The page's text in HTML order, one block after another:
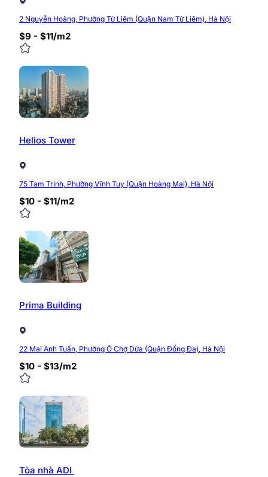
2 Nguyễn Hoàng, Phường Từ Liêm (Quận Nam Từ Liêm), Hà Nội
$9 - $11/m2
Helios Tower
75 Tam Trinh, Phường Vĩnh Tuy (Quận Hoàng Mai), Hà Nội
$10 - $11/m2
Prima Building
22 Mai Anh Tuấn, Phường Ô Chợ Dừa (Quận Đống Đa), Hà Nội
$10 - $13/m2
Tòa nhà ADI